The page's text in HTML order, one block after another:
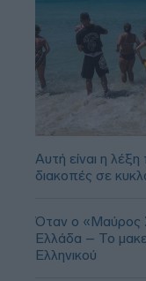
Αυτή είναι η
διακοπές σε
Όταν ο «Μαύρος
Ελλάδα – Το
Ελληνικού